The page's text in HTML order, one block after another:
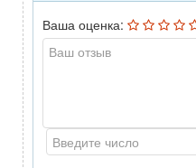
Ваша оценка: